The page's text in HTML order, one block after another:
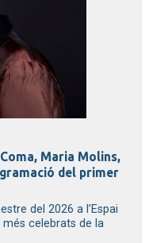
Maria Molins,
del primer
del 2026 a l’Espai
més celebrats de la